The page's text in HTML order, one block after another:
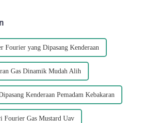
Fourier yang Dipasang Kenderaan
Gas Dinamik Mudah Alih
Kenderaan Pemadam Kebakaran
Fourier Gas Mustard Uav